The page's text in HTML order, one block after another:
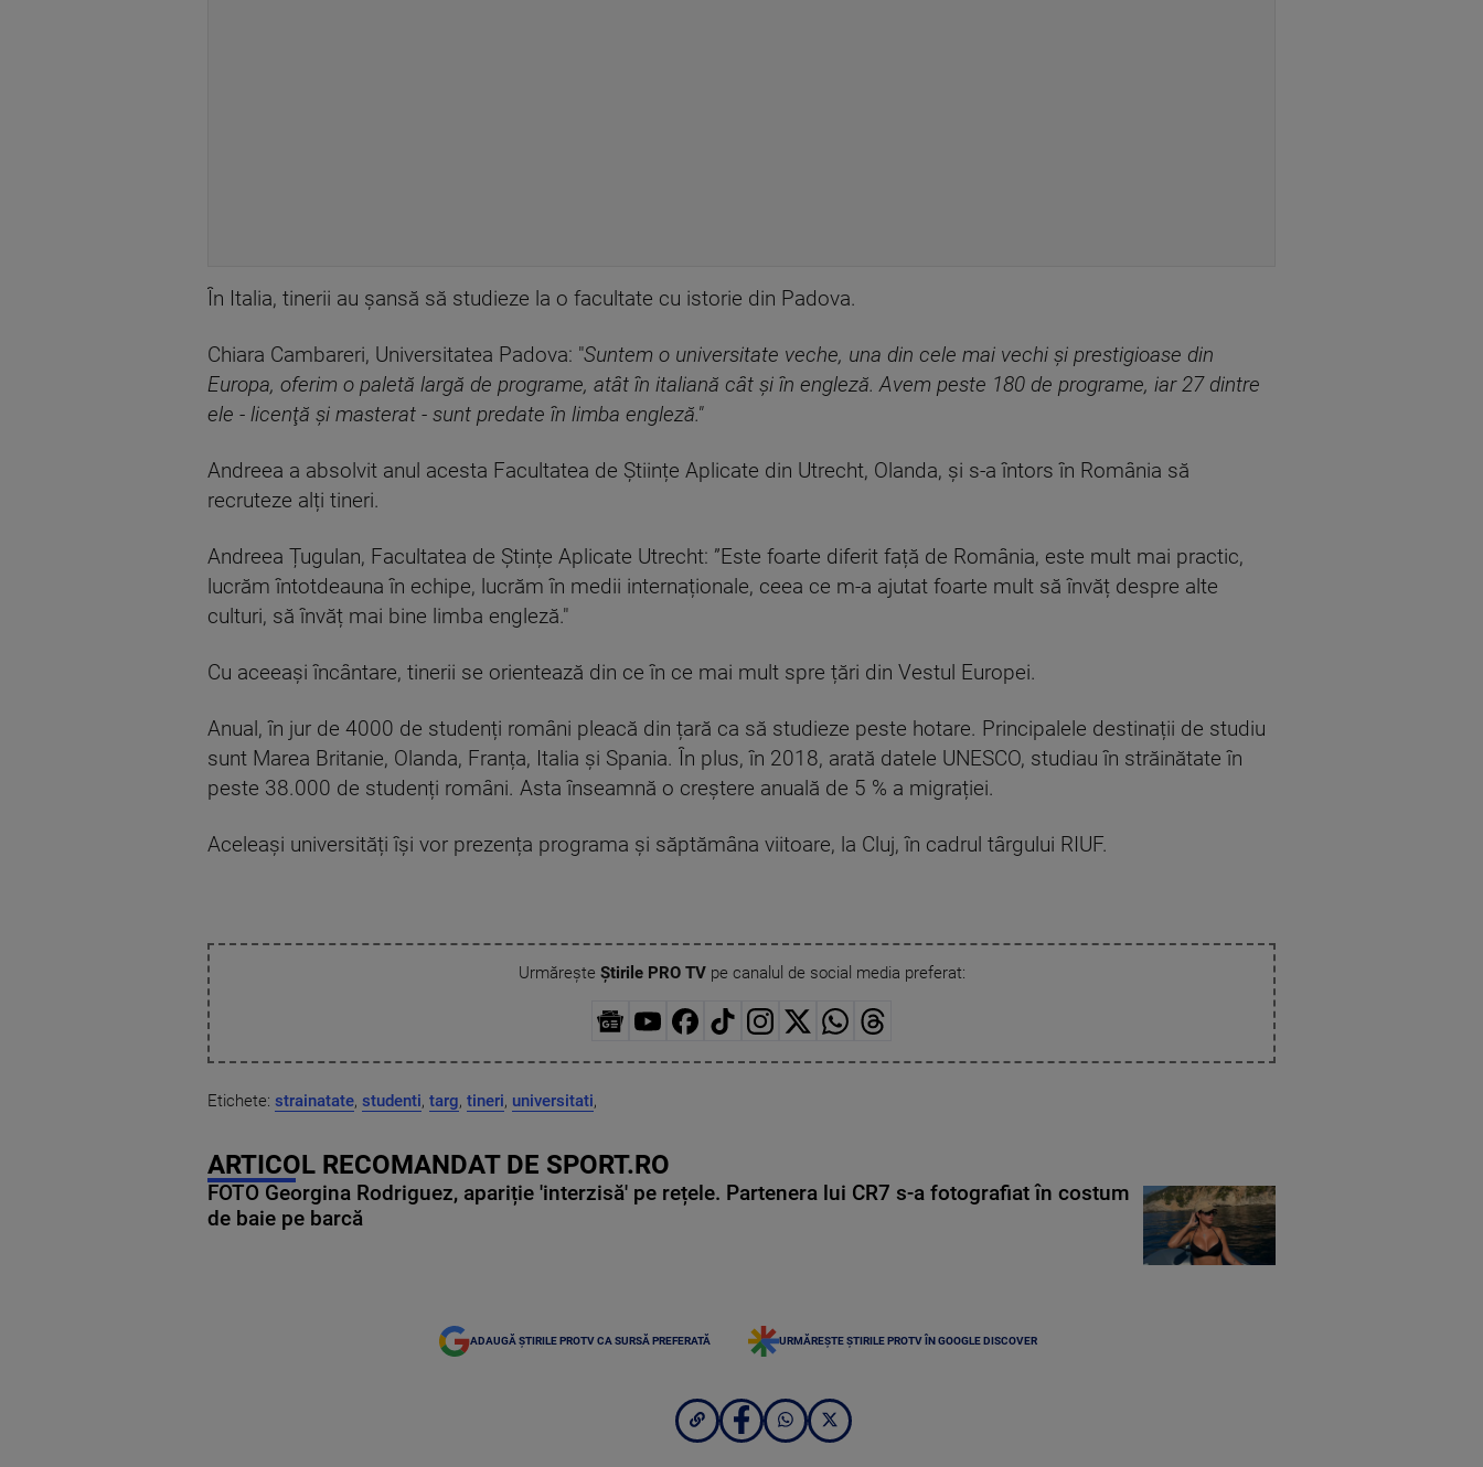
În Italia, tinerii au șansă să studieze la o facultate cu istorie din Padova.
Chiara Cambareri, Universitatea Padova: "Suntem o universitate veche, una din cele mai vechi şi prestigioase din
Europa, oferim o paletă largă de programe, atât în italiană cât şi în engleză. Avem peste 180 de programe, iar 27 dintre
ele - licenţă şi masterat - sunt predate în limba engleză."
Andreea a absolvit anul acesta Facultatea de Științe Aplicate din Utrecht, Olanda, și s-a întors în România să
recruteze alți tineri.
Andreea Țugulan, Facultatea de Ștințe Aplicate Utrecht: ”Este foarte diferit față de România, este mult mai practic,
lucrăm întotdeauna în echipe, lucrăm în medii internaționale, ceea ce m-a ajutat foarte mult să învăț despre alte
culturi, să învăț mai bine limba engleză."
Cu aceeași încântare, tinerii se orientează din ce în ce mai mult spre țări din Vestul Europei.
Anual, în jur de 4000 de studenți români pleacă din țară ca să studieze peste hotare. Principalele destinații de studiu
sunt Marea Britanie, Olanda, Franța, Italia și Spania. În plus, în 2018, arată datele UNESCO, studiau în străinătate în
peste 38.000 de studenți români. Asta înseamnă o creștere anuală de 5 % a migrației.
Aceleași universități își vor prezența programa și săptămâna viitoare, la Cluj, în cadrul târgului RIUF.
Urmărește Știrile PRO TVpe canalul de social media preferat:
Etichete: strainatate, studenti, targ, tineri, universitati,
ARTICOL RECOMANDAT DE SPORT.RO
FOTO Georgina Rodriguez, apariție 'interzisă' pe rețele. Partenera lui CR7 s-a fotografiat în costum
de baie pe barcă
ADAUGĂ ȘTIRILE PROTV CA SURSĂ PREFERATĂ URMĂREȘTE ȘTIRILE PROTV ÎN GOOGLE DISCOVER